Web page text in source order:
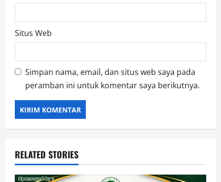
Situs Web
Simpan nama, email, dan situs web saya pada
peramban ini untuk komentar saya berikutnya.
RELATED STORIES